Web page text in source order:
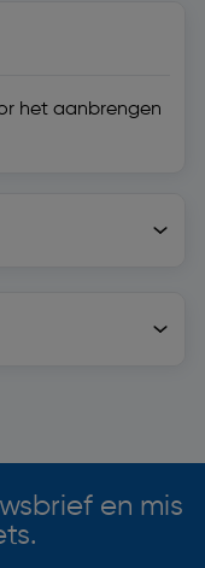
het aanbrengen
en mis